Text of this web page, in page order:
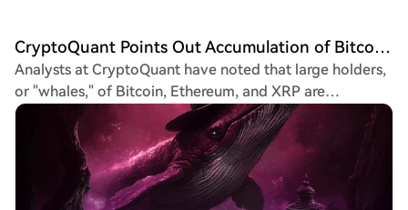
factors include central bank monetary policy, regulatory
changes, and institutional investor sentiment toward the
market. *This is not investment advice.
of a wave of attacks on the XRP ecosystem in early
August, primarily employing social engineering tactics
and leaked investor data to bypass spam filters.
Scammers pressure users with urgent messages to act
quickly. The article emphasizes that Ripple has no
hidden loyalty programs or secret reward pools; any
such offer is fraudulent.
CryptoQuant Points Out Accumulation of Bitcoin, Ethereum, and XRP by Whales
Analysts at CryptoQuant have noted that large holders,
or "whales," of Bitcoin, Ethereum, and XRP are
accumulating these assets amid price pressure. Julio
Moreno, head of research, stated that major holder
groups are increasing their reserves while prices trade
near or below their realized price. This behavior reduces
selling pressure and resembles a final bear market